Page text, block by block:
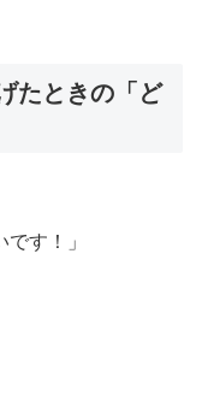
たときの「ど
す！」